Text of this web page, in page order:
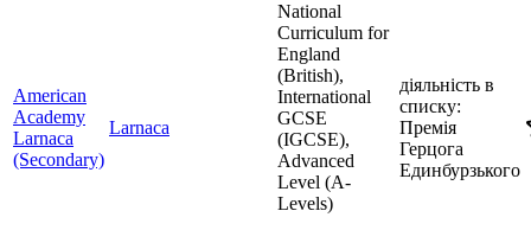
American
Academy
Larnaca
(Secondary)
Larnaca
National
Curriculum for
England
(British),
International
GCSE
(IGCSE),
Advanced
Level (A-
Levels)
діяльність в
списку:
Премія
Герцога
Единбурзького